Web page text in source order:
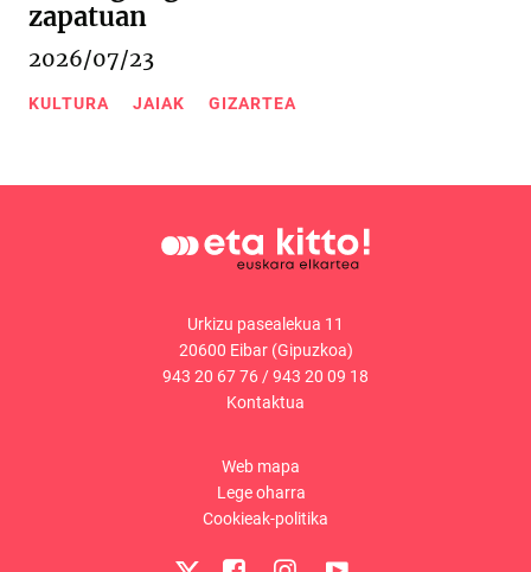
zapatuan
2026/07/23
KULTURA JAIAK GIZARTEA
Urkizu pasealekua 11
20600 Eibar (Gipuzkoa)
943 20 67 76/943 20 09 18
Kontaktua
Web mapa
Lege oharra
Cookieak-politika